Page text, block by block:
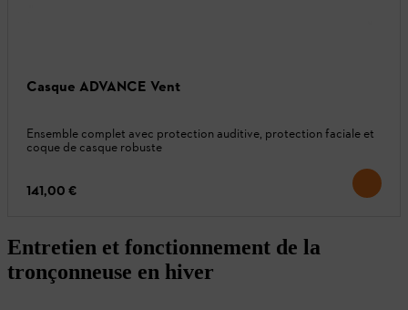
Casque ADVANCE Vent
Ensemble complet avec protection auditive, protection faciale et
coque de casque robuste
141,00 €
Entretien et fonctionnement de la
tronçonneuse en hiver